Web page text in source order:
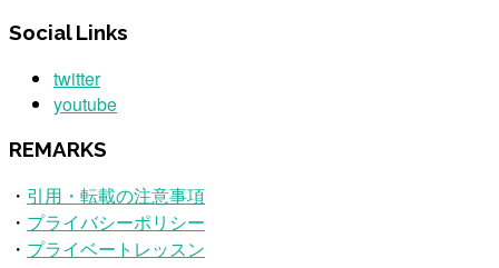
Social Links
twitter
youtube
REMARKS
・ 引用・転載の注意事項
・ プライバシーポリシー
・ プライベートレッスン